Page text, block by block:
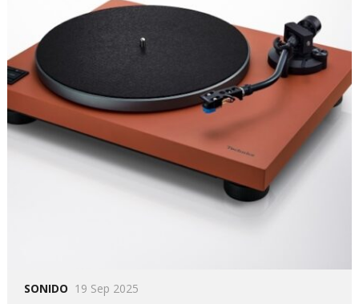
SONIDO 19 Sep 2025